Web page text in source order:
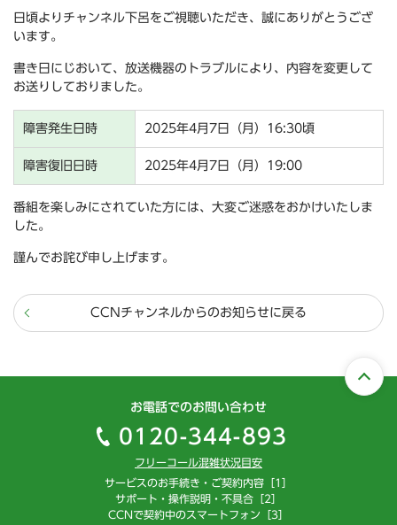
日頃よりチャンネル下呂をご視聴いただき、誠にありがとうござ
います。
書き日にじおいて、放送機器のトラブルにより、内容を変更して
お送りしておりました。
障害発生日時 2025年4月7日（月）16:30頃
障害復旧日時 2025年4月7日（月）19:00
番組を楽しみにされていた方には、大変ご迷惑をおかけいたしま
した。
謹んでお詫び申し上げます。
CCNチャンネルからのお知らせに戻る
お電話でのお問い合わせ
0120-344-893
フリーコール混雑状況目安
サービスのお手続き・ご契約内容［1］
サポート・操作説明・不具合［2］
CCNで契約中のスマートフォン［3］